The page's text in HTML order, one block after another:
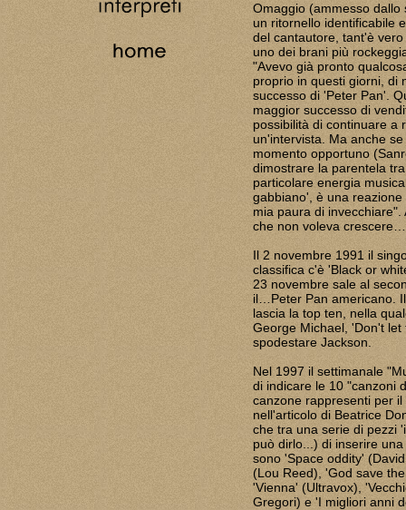
Omaggio (ammesso
un ritornello identificabile
del cantautore, tant'è
uno dei brani più
"Avevo già pronto
proprio in questi giorni, di
successo di 'Peter Pan'.
maggior successo di
possibilità di continuare a
un'intervista. Ma anche
momento opportuno
dimostrare la parentela
particolare energia
gabbiano', è una
mia paura di
che non voleva crescere…
Il 2 novembre 1991 il
classifica c'è 'Black or
23 novembre sale al
il…Peter Pan americano.
lascia la top ten, nella
George Michael, 'Don't
spodestare Jackson.
Nel 1997 il settimanale
di indicare le 10 "canzoni
canzone rappresenti per
nell'articolo di Beatrice
che tra una serie di pezzi
può dirlo...) di inserire
sono 'Space oddity'
(Lou Reed), 'God save
'Vienna' (Ultravox),
Gregori) e 'I migliori anni